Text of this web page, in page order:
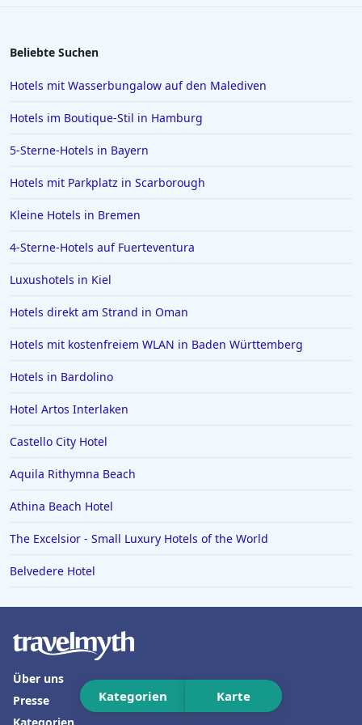
Hotels in Lazise
Hotels auf Rhodos
Hotels in Den Haag
Hotels in Amalfi
Hotels in Meran
Hotels auf Ibiza
Hotels in Stralsund
Hotels in Warendorf
Hotels in Paderborn
Hotels in Hohenlohe
Hotels in Sankt Anton im Montafon
Hotels in Miami
Hotels in Lugano
Kategorien Karte
Beliebte Suchen
Hotels mit Wasserbungalow auf den Malediven
Hotels im Boutique-Stil in Hamburg
5-Sterne-Hotels in Bayern
Hotels mit Parkplatz in Scarborough
Kleine Hotels in Bremen
4-Sterne-Hotels auf Fuerteventura
Luxushotels in Kiel
Hotels direkt am Strand in Oman
Hotels mit kostenfreiem WLAN in Baden Württemberg
Hotels in Bardolino
Hotel Artos Interlaken
Castello City Hotel
Aquila Rithymna Beach
Athina Beach Hotel
The Excelsior - Small Luxury Hotels of the World
Belvedere Hotel
Über uns
Presse